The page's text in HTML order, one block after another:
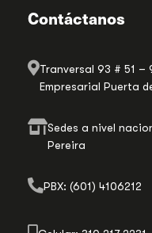
Contáctanos
Tranversal 93 # 51 –
Empresarial Puerta
Sedes a nivel
Pereira
PBX: (601) 4106212